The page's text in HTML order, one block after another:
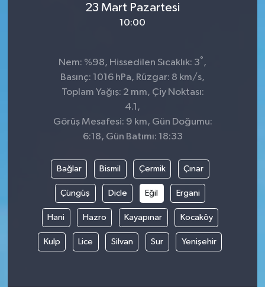
23 Mart Pazartesi
10:00
Nem: %98, Hissedilen Sıcaklık: 3° ,
Basınç: 1016 hPa, Rüzgar: 8 km/s,
Toplam Yağış: 2 mm, Çiy Noktası:
4.1,
Görüş Mesafesi: 9 km, Gün Doğumu:
6:18, Gün Batımı: 18:33
Bağlar Bismil Çermik Çınar
Çüngüş Dicle Eğil Ergani
Hani Hazro Kayapınar Kocaköy
Kulp Lice Silvan Sur Yenişehir